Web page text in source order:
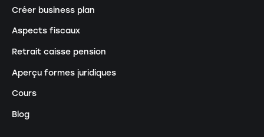
Créer business plan
Aspects fiscaux
Retrait caisse pension
Aperçu formes juridiques
Cours
Blog